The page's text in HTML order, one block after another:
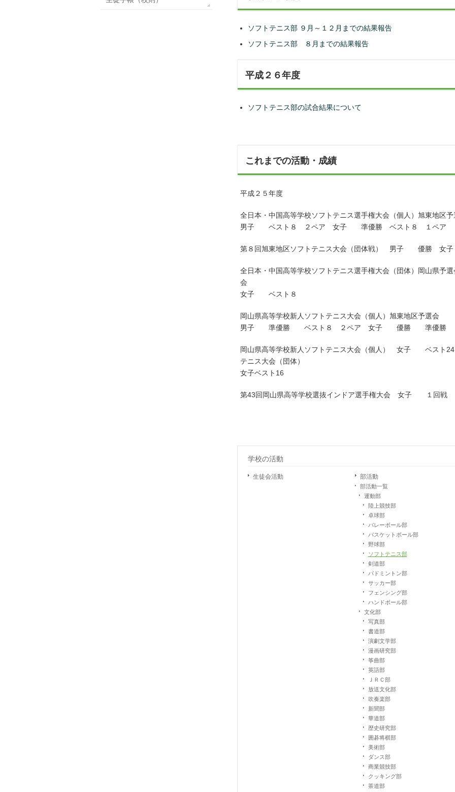
ソフトテニス部 ９月～１２月までの結果報告
ソフトテニス部 ８月までの結果報告
平成２６年度
ソフトテニス部の試合結果について
これまでの活動・成績
平成２５年度
全日本・中国高等学校ソフトテニス選手権大会（個人）旭東地区予
男子 ベスト８ ２ペア 女子 準優勝 ベスト８ １ペア
第８回旭東地区ソフトテニス大会（団体戦） 男子 優勝
全日本・中国高等学校ソフトテニス選手権大会（団体）岡山県予
会
女子 ベスト８
岡山県高等学校新人ソフトテニス大会（個人）旭東地区予選会
男子 準優勝 ベスト８ ２ペア 女子 優勝 準優勝
岡山県高等学校新人ソフトテニス大会（個人） 女子 ベスト
テニス大会（団体）
女子ベスト16
第43回岡山県高等学校選抜インドア選手権大会 女子 １回戦
学校の活動
生徒会活動 部活動
部活動一覧
運動部
陸上競技部
卓球部
バレーボール部
バスケットボール部
野球部
ソフトテニス部
剣道部
バドミントン部
サッカー部
フェンシング部
ハンドボール部
文化部
写真部
書道部
演劇文学部
漫画研究部
筝曲部
英語部
ＪＲＣ部
放送文化部
吹奏楽部
新聞部
華道部
歴史研究部
囲碁将棋部
美術部
ダンス部
商業競技部
クッキング部
茶道部